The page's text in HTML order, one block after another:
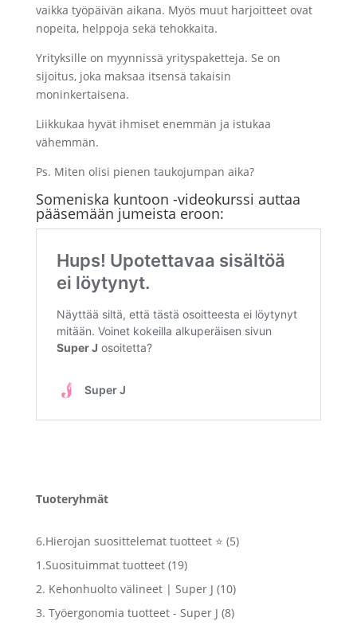
vaikka työpäivän aikana. Myös muut harjoitteet ovat
nopeita, helppoja sekä tehokkaita.
Yrityksille on myynnissä yrityspaketteja. Se on
sijoitus, joka maksaa itsensä takaisin
moninkertaisena.
Liikkukaa hyvät ihmiset enemmän ja istukaa
vähemmän.
Ps. Miten olisi pienen taukojumpan aika?
Someniska kuntoon -videokurssi auttaa
pääsemään jumeista eroon:
Tuoteryhmät
6.Hierojan suosittelemat tuotteet ⭐ 55
1.Suosituimmat tuotteet 1919
tuotetta
2. Kehonhuolto välineet | Super J 1010
tuotetta
3. Työergonomia tuotteet - Super J 88